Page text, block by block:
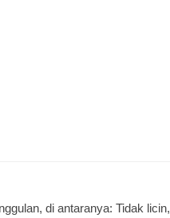
di antaranya: Tidak licin,